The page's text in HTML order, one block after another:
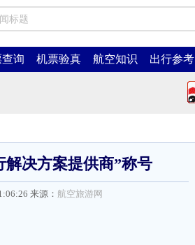
询 机票验真 航空知识 出行参考
解决方案提供商”称号
来源： 航空旅游网